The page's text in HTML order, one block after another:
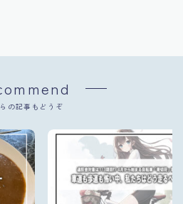
の記事もどうぞ